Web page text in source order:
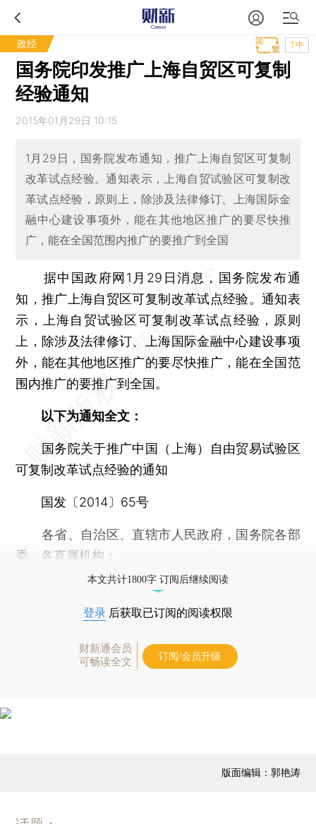
政经 T中
国务院印发推广上海自贸区可复制
经验通知
2015年01月29日 10:15
1月29日，国务院发布通知，推广上海自贸区可复制
改革试点经验。通知表示，上海自贸试验区可复制改
革试点经验，原则上，除涉及法律修订、上海国际金
融中心建设事项外，能在其他地区推广的要尽快推
广，能在全国范围内推广的要推广到全国
据中国政府网1月29日消息，国务院发布通
知，推广上海自贸区可复制改革试点经验。通知表
示，上海自贸试验区可复制改革试点经验，原则
上，除涉及法律修订、上海国际金融中心建设事项
外，能在其他地区推广的要尽快推广，能在全国范
围内推广的要推广到全国。
以下为通知全文：
国务院关于推广中国（上海）自由贸易试验区
可复制改革试点经验的通知
国发〔2014〕65号
各省、自治区、直辖市人民政府，国务院各部
委、各直属机构：
本文共计1800字 订阅后继续阅读
登录 后获取已订阅的阅读权限
财新通会员
可畅读全文
订阅/会员升级
版面编辑：郭艳涛